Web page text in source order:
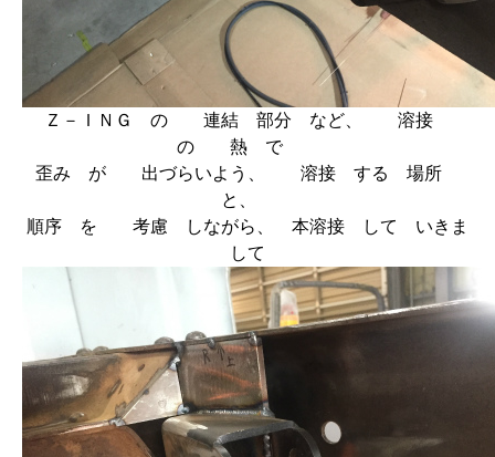
Ｚ－ＩＮＧ の 連結 部分 など、 溶接
の 熱 で
歪み が 出づらいよう、 溶接 する 場所
と、
順序 を 考慮 しながら、 本溶接 して いきま
して